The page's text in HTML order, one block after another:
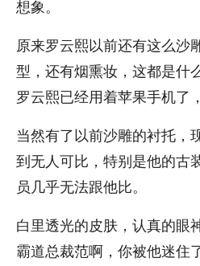
想象。
原来罗云熙以前还有这么沙
型，还有烟熏妆，这都是什
罗云熙已经用着苹果手机了
当然有了以前沙雕的衬托，
到无人可比，特别是他的古
员几乎无法跟他比。
白里透光的皮肤，认真的眼
霸道总裁范啊，你被他迷住